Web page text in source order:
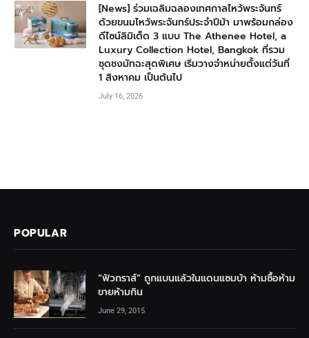
[News] ร่วมเฉลิมฉลองเทศกาลไหว้พระจันทร์
ด้วยขนมไหว้พระจันทร์ประจำปีม้า มาพร้อมกล่อง
ดีไซน์ลิมิเต็ด 3 แบบ The Athenee Hotel, a
Luxury Collection Hotel, Bangkok ที่รวม
ชุดชงมัทฉะสุดพิเศษ เริ่มวางจำหน่ายตั้งแต่วันที่
1 สิงหาคม เป็นต้นไป
July 16, 2026
POPULAR
“ฟัวกราส์” ถูกแบนแล้วในแดนแซมบ้า ห้ามซื้อห้าม
ขายห้ามกิน
June 29, 2015